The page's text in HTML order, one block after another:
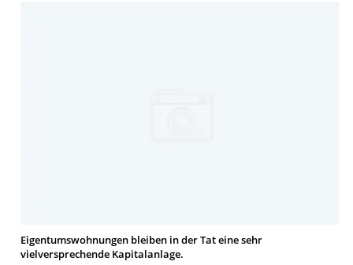
Eigentumswohnungen bleiben in der Tat eine sehr
vielversprechende Kapitalanlage.